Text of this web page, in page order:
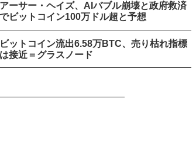
アーサー・ヘイズ、AIバブル崩壊と政府救済
でビットコイン100万ドル超と予想
ビットコイン流出6.58万BTC、売り枯れ指標
は接近＝グラスノード